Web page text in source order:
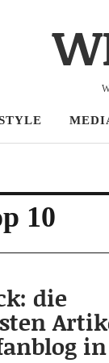
10
die
in